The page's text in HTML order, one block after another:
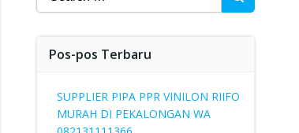
for:
Pos-pos Terbaru
SUPPLIER PIPA PPR VINILON RIIFO
MURAH DI PEKALONGAN WA